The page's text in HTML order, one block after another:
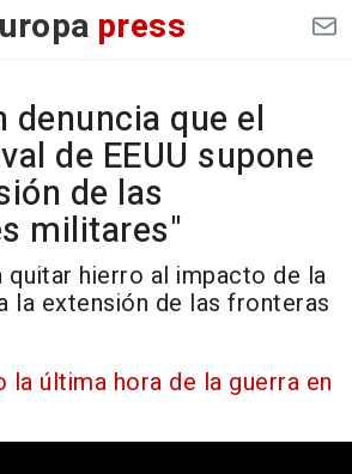
press
denuncia que el
de EEUU supone
de las
militares"
quitar hierro al impacto de la
la extensión de las fronteras
la última hora de la guerra en